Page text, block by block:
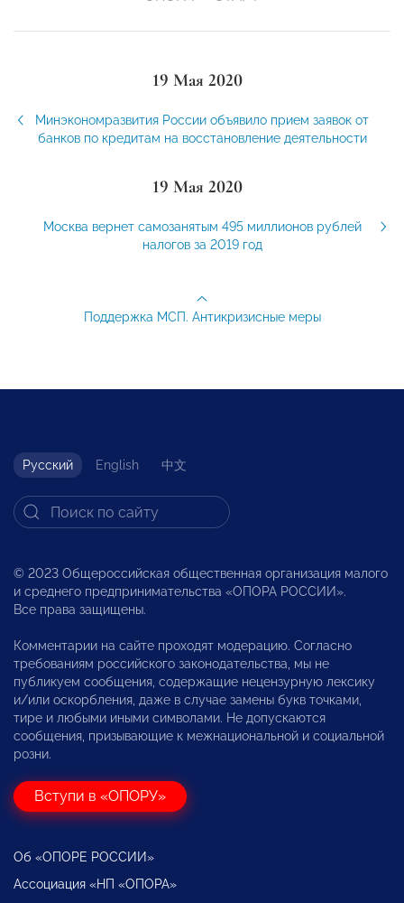
19 Мая 2020
Минэкономразвития России объявило прием заявок от
банков по кредитам на восстановление деятельности
19 Мая 2020
Москва вернет самозанятым 495 миллионов рублей
налогов за 2019 год
Поддержка МСП. Антикризисные меры
Русский English 中文
© 2023 Общероссийская общественная организация малого
и среднего предпринимательства «ОПОРА РОССИИ».
Все права защищены.
Комментарии на сайте проходят модерацию. Согласно
требованиям российского законодательства, мы не
публикуем сообщения, содержащие нецензурную лексику
и/или оскорбления, даже в случае замены букв точками,
тире и любыми иными символами. Не допускаются
сообщения, призывающие к межнациональной и социальной
розни.
Вступи в «ОПОРУ»
Об «ОПОРЕ РОССИИ»
Ассоциация «НП «ОПОРА»